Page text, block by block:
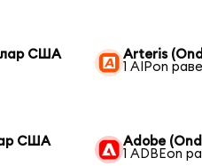
США
Arteris
1 AIPon
США
Adobe
1 ADBEon